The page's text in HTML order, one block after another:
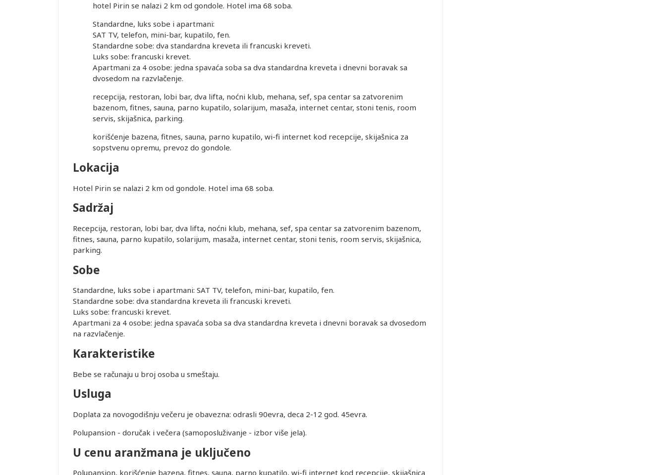
hotel Pirin se nalazi 2 km od gondole. Hotel ima 68 soba.
Standardne, luks sobe i apartmani:
SAT TV, telefon, mini-bar, kupatilo, fen.
Standardne sobe: dva standardna kreveta ili francuski kreveti.
Luks sobe: francuski krevet.
Apartmani za 4 osobe: jedna spavaća soba sa dva standardna kreveta i dnevni boravak sa
dvosedom na razvlačenje.
recepcija, restoran, lobi bar, dva lifta, noćni klub, mehana, sef, spa centar sa zatvorenim
bazenom, fitnes, sauna, parno kupatilo, solarijum, masaža, internet centar, stoni tenis, room
servis, skijašnica, parking.
korišćenje bazena, fitnes, sauna, parno kupatilo, wi-fi internet kod recepcije, skijašnica za
sopstvenu opremu, prevoz do gondole.
Lokacija
Hotel Pirin se nalazi 2 km od gondole. Hotel ima 68 soba.
Sadržaj
Recepcija, restoran, lobi bar, dva lifta, noćni klub, mehana, sef, spa centar sa zatvorenim bazenom,
fitnes, sauna, parno kupatilo, solarijum, masaža, internet centar, stoni tenis, room servis, skijašnica,
parking.
Sobe
Standardne, luks sobe i apartmani: SAT TV, telefon, mini-bar, kupatilo, fen.
Standardne sobe: dva standardna kreveta ili francuski kreveti.
Luks sobe: francuski krevet.
Apartmani za 4 osobe: jedna spavaća soba sa dva standardna kreveta i dnevni boravak sa dvosedom
na razvlačenje.
Karakteristike
Bebe se računaju u broj osoba u smeštaju.
Usluga
Doplata za novogodišnju večeru je obavezna: odrasli 90evra, deca 2-12 god. 45evra.
Polupansion - doručak i večera (samoposluživanje - izbor više jela).
U cenu aranžmana je uključeno
Polupansion, korišćenje bazena, fitnes, sauna, parno kupatilo, wi-fi internet kod recepcije, skijašnica